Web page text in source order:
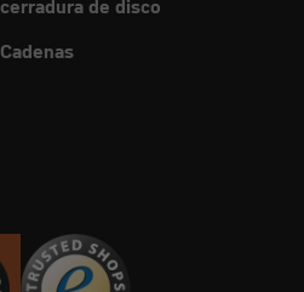
cerradura de disco
Cadenas